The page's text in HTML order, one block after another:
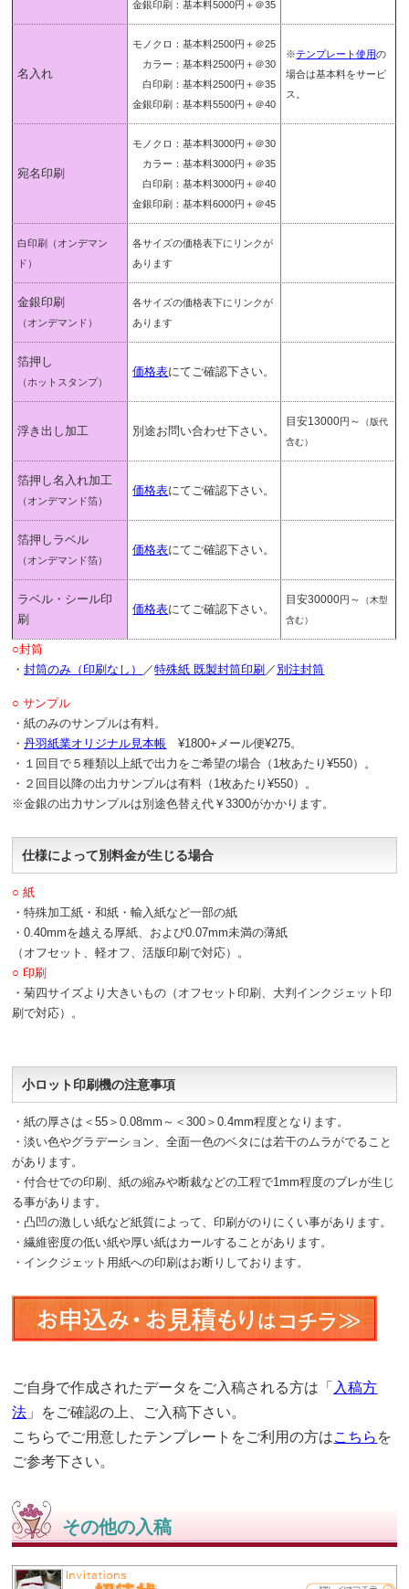
金銀印刷：基本料5000円＋＠35
名入れ
モノクロ：基本料2500円＋＠25
カラー：基本料2500円＋＠30
白印刷：基本料2500円＋＠35
金銀印刷：基本料5500円＋＠40
※テンプレート使用の
場合は基本料をサービ
ス。
宛名印刷
モノクロ：基本料3000円＋＠30
カラー：基本料3000円＋＠35
白印刷：基本料3000円＋＠40
金銀印刷：基本料6000円＋＠45
白印刷
（オンデマン
ド）
各サイズの価格表下にリンクが
あります
金銀印刷
（オンデマンド）
各サイズの価格表下にリンクが
あります
箔押し
（ホットスタンプ）
価格表にてご確認下さい。
浮き出し加工 別途お問い合わせ下さい。
目安13000円 ～
（版代
含む）
箔押し名入れ加工
（オンデマンド箔）
価格表にてご確認下さい。
箔押しラベル
（オンデマンド箔）
価格表にてご確認下さい。
ラベル・シール印
刷
価格表にてご確認下さい。
目安30000円 ～
（木型
含む）
○封筒
・封筒のみ（印刷なし） ／特殊紙 既製封筒印刷 ／ 別注封筒
○ サンプル
・紙のみのサンプルは有料。
・丹羽紙業オリジナル見本帳 ¥1800+メール便¥275。
・１回目で５種類以上紙で出力をご希望の場合（1枚あたり¥550）。
・２回目以降の出力サンプルは有料（1枚あたり¥550）。
※金銀の出力サンプルは別途色替え代￥3300がかかります。
仕様によって別料金が生じる場合
○ 紙
・特殊加工紙・和紙・輸入紙など一部の紙
・0.40mmを越える厚紙、および0.07mm未満の薄紙
（オフセット、軽オフ、活版印刷で対応）。
○ 印刷
・菊四サイズより大きいもの（オフセット印刷、大判インクジェット印
刷で対応）。
小ロット印刷機の注意事項
・紙の厚さは＜55＞0.08mm～＜300＞0.4mm程度となります。
・淡い色やグラデーション、全面一色のベタには若干のムラがでること
があります。
・付合せでの印刷、紙の縮みや断裁などの工程で1mm程度のブレが生じ
る事があります。
・凸凹の激しい紙など紙質によって、印刷がのりにくい事があります。
・繊維密度の低い紙や厚い紙はカールすることがあります。
・インクジェット用紙への印刷はお断りしております。
ご自身で作成されたデータをご入稿される方は「 入稿方
法 」をご確認の上、ご入稿下さい。
こちらでご用意したテンプレートをご利用の方はこちら を
ご参考下さい。
その他の入稿